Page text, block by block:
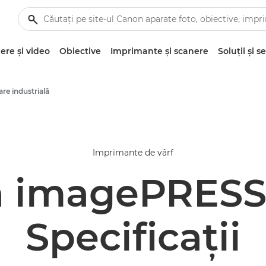
şi video Obiective Imprimante şi scanere Soluţii şi
industrială
Imprimante de vârf
Specificaţii